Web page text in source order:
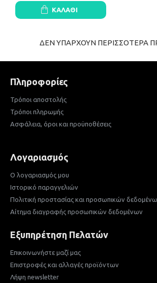
ΚΑΛΆΘΙ
ΔΕΝ ΥΠΑΡΧΟΥΝ ΠΕΡΙΣΣΟΤΕΡΑ
Πληροφορίες
Τρόποι αποστολής
Τρόποι πληρωμής
Ασφάλεια, όροι και προϋποθέσεις
Λογαριασμός
Ο λογαριασμός μου
Ιστορικό παραγγελιών
Πολιτική προστασίας και προσωπικών
Αίτημα διαγραφής προσωπικών δεδομένων
Εξυπηρέτηση Πελατών
Επικοινωνήστε μαζί μας
Επιστροφές και αλλαγές προϊόντων
Λήψη newsletter